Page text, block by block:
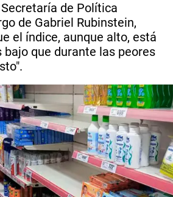
de Política
de Gabriel Rubinstein,
el índice, aunque alto, está
bajo que durante las peores